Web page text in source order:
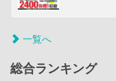
一覧へ
総合ランキング